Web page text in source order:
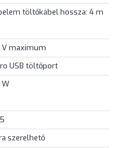
töltőkábel hossza: 4 m
V maximum
USB töltőport
W
szerelhető